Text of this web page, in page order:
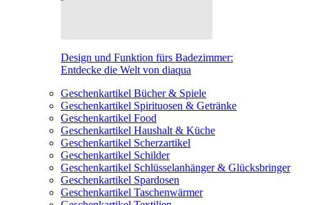
Design und Funktion fürs Badezimmer:
Entdecke die Welt von diaqua
Geschenkartikel Bücher & Spiele
Geschenkartikel Spirituosen & Getränke
Geschenkartikel Food
Geschenkartikel Haushalt & Küche
Geschenkartikel Scherzartikel
Geschenkartikel Schilder
Geschenkartikel Schlüsselanhänger & Glücksbringer
Geschenkartikel Spardosen
Geschenkartikel Taschenwärmer